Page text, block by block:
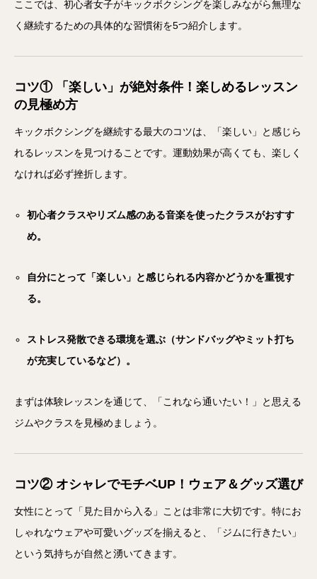
ここでは、初心者女子がキックボクシングを楽しみながら無理な
く継続するための具体的な習慣術を5つ紹介します。
コツ① 「楽しい」が絶対条件！楽しめるレッスン
の見極め方
キックボクシングを継続する最大のコツは、「楽しい」と感じら
れるレッスンを見つけることです。運動効果が高くても、楽しく
なければ必ず挫折します。
初心者クラスやリズム感のある音楽を使ったクラスがおすす
め。
自分にとって「楽しい」と感じられる内容かどうかを重視す
る。
ストレス発散できる環境を選ぶ（サンドバッグやミット打ち
が充実しているなど）。
まずは体験レッスンを通じて、「これなら通いたい！」と思える
ジムやクラスを見極めましょう。
コツ② オシャレでモチベUP！ウェア＆グッズ選び
女性にとって「見た目から入る」ことは非常に大切です。特にお
しゃれなウェアや可愛いグッズを揃えると、「ジムに行きたい」
という気持ちが自然と湧いてきます。